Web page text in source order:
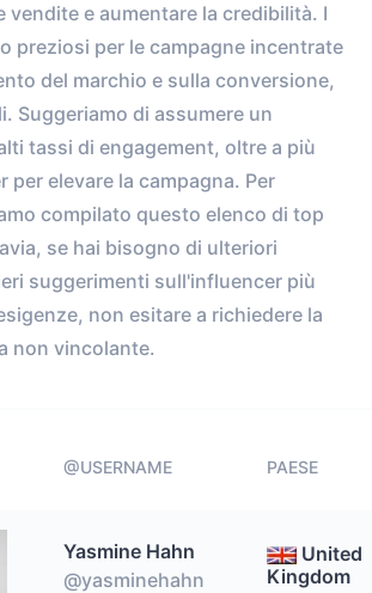
vendite e aumentare la credibilità. I
preziosi per le campagne incentrate
del marchio e sulla conversione,
Suggeriamo di assumere un
tassi di engagement, oltre a più
per elevare la campagna. Per
compilato questo elenco di top
se hai bisogno di ulteriori
suggerimenti sull'influencer più
non esitare a richiedere la
non vincolante.
@USERNAME PAESE
Yasmine Hahn
@yasminehahn
United
Kingdom